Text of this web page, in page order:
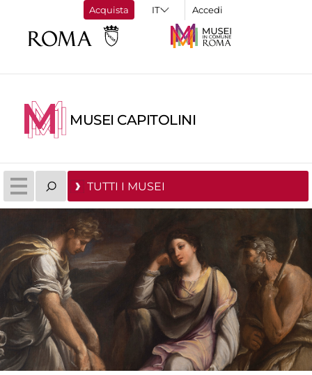
Acquista Accedi
MUSEI CAPITOLINI
TUTTI I MUSEI